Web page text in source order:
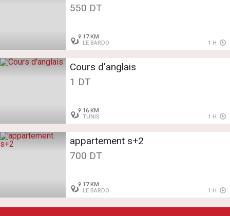
550 DT
17 KM
LE BARDO
1 H
Cours d'anglais
1 DT
16 KM
TUNIS
1 H
appartement s+2
700 DT
17 KM
LE BARDO
1 H